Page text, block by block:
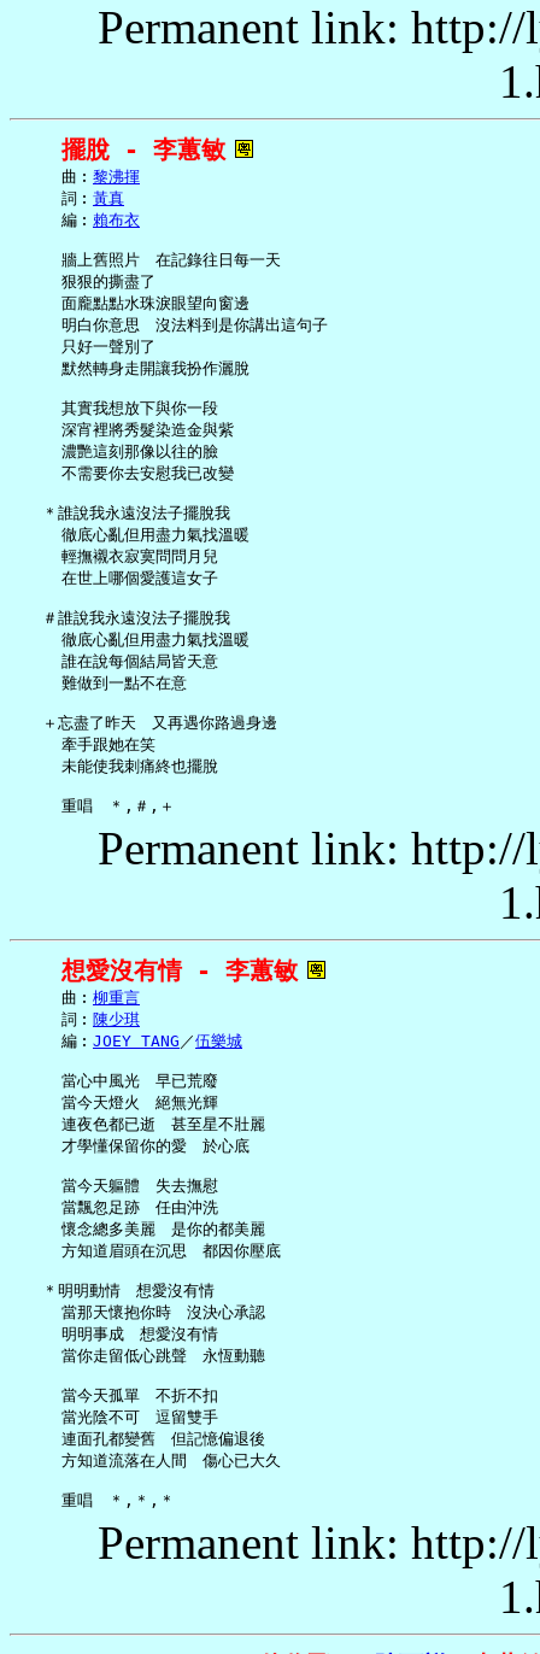
Permanent link:
擺脫 - 李蕙敏
     曲︰
黎沸揮
     詞︰
黃真
     編︰
賴布衣
     牆上舊照片　在記錄往日每一天
     狠狠的撕盡了
     面龐點點水珠淚眼望向窗邊
     明白你意思　沒法料到是你講出這句子
     只好一聲別了
     默然轉身走開讓我扮作灑脫
     其實我想放下與你一段
     深宵裡將秀髮染造金與紫
     濃艷這刻那像以往的臉
     不需要你去安慰我已改變
   ＊誰說我永遠沒法子擺脫我
     徹底心亂但用盡力氣找溫暖
     輕撫襯衣寂寞問問月兒
     在世上哪個愛護這女子
   ＃誰說我永遠沒法子擺脫我
     徹底心亂但用盡力氣找溫暖
     誰在說每個結局皆天意
     難做到一點不在意
   ＋忘盡了昨天　又再遇你路過身邊
     牽手跟她在笑
     未能使我刺痛終也擺脫
Permanent link:
想愛沒有情 - 李蕙敏
     曲︰
柳重言
     詞︰
陳少琪
     編︰
JOEY TANG ／伍樂城
     當心中風光　早已荒廢
     當今天燈火　絕無光輝
     連夜色都已逝　甚至星不壯麗
     才學懂保留你的愛　於心底
     當今天軀體　失去撫慰
     當飄忽足跡　任由沖洗
     懷念總多美麗　是你的都美麗
     方知道眉頭在沉思　都因你壓底
   ＊明明動情　想愛沒有情
     當那天懷抱你時　沒決心承認
     明明事成　想愛沒有情
     當你走留低心跳聲　永恆動聽
     當今天孤單　不折不扣
     當光陰不可　逗留雙手
     連面孔都變舊　但記憶偏退後
     方知道流落在人間　傷心已大久
Permanent link: